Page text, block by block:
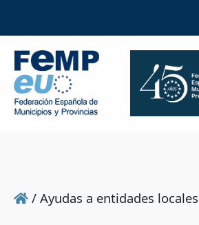
/ Ayudas a entidades